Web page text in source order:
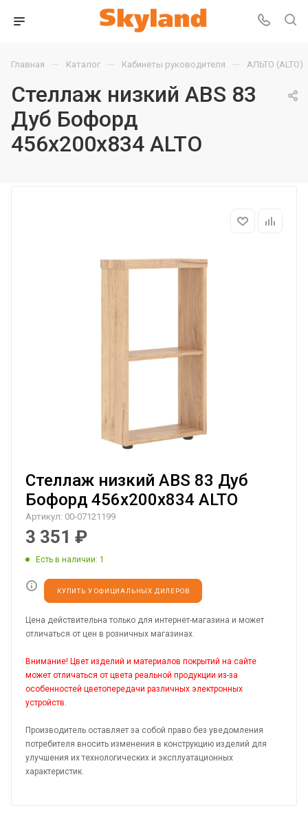
Главная — Каталог — Кабинеты руководителя — АЛЬТО (ALTO)
Стеллаж низкий ABS 83
Дуб Бофорд
456х200х834 ALTO
Стеллаж низкий ABS 83 Дуб
Бофорд 456х200х834 ALTO
Артикул: 00-07121199
3 351 ₽
Есть в наличии: 1
КУПИТЬ У ОФИЦИАЛЬНЫХ ДИЛЕРОВ
Цена действительна только для интернет-магазина и может
отличаться от цен в розничных магазинах.
Внимание! Цвет изделий и материалов покрытий на сайте
может отличаться от цвета реальной продукции из-за
особенностей цветопередачи различных электронных
устройств.
Производитель оставляет за собой право без уведомления
потребителя вносить изменения в конструкцию изделий для
улучшения их технологических и эксплуатационных
характеристик.